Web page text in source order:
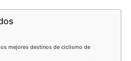
mejores destinos de ciclismo de